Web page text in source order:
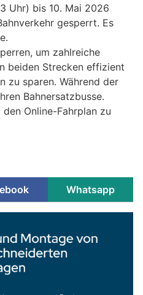
Uhr) bis 10. Mai 2026
gesperrt. Es
um zahlreiche
beiden Strecken effizient
zu sparen. Während der
Bahnersatzbusse.
Online-Fahrplan zu
Whatsapp